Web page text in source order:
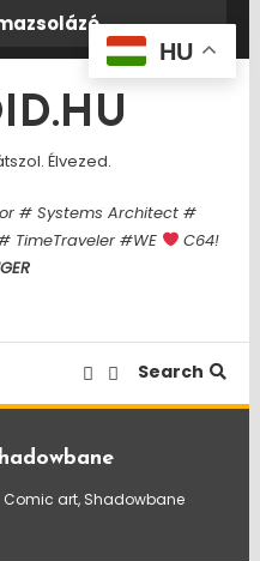
Élvezed.
# Systems Architect #
TimeTraveler #WE
C64!
Search
Comic art, Shadowbane
HU